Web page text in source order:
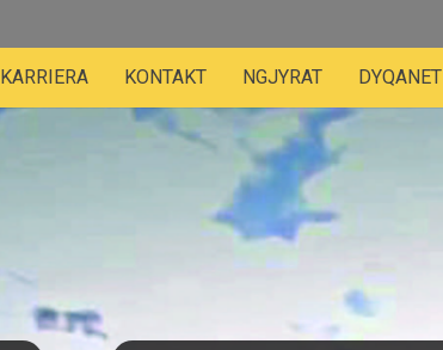
KARRIERA KONTAKT NGJYRAT DYQANET